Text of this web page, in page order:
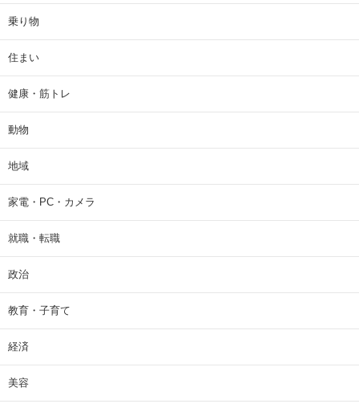
乗り物
住まい
健康・筋トレ
動物
地域
家電・PC・カメラ
就職・転職
政治
教育・子育て
経済
美容